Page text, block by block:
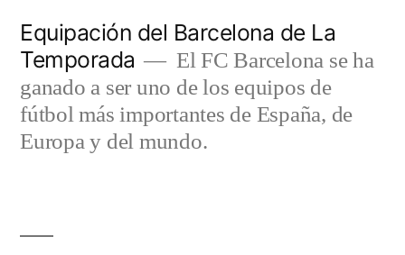
contenido
Equipación del Barcelona de La
Temporada
El FC Barcelona se ha
ganado a ser uno de los equipos de
fútbol más importantes de España, de
Europa y del mundo.